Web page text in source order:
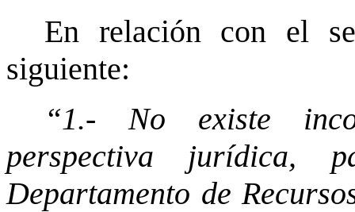
En relación con el
siguiente:
“1.- No existe
perspectiva
Departamento de